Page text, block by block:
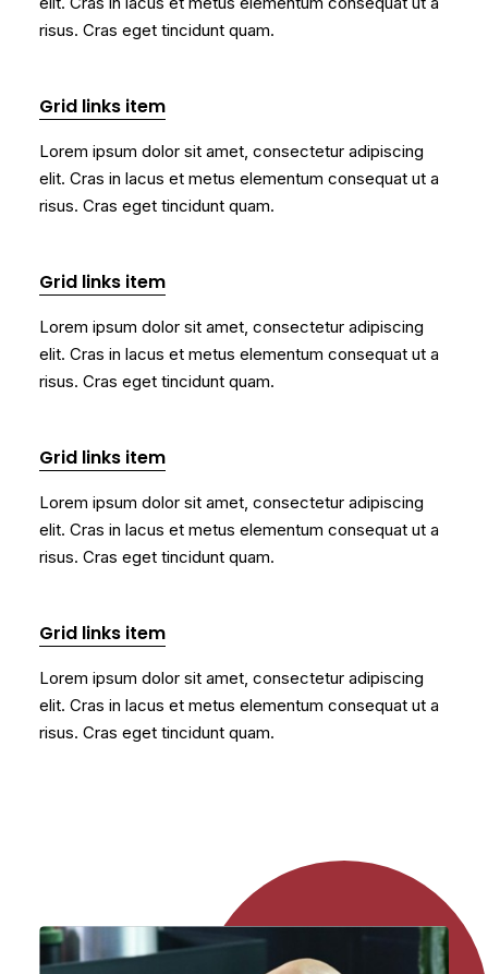
risus. Cras eget tincidunt quam.
Grid links item
Lorem ipsum dolor sit amet, consectetur adipiscing
elit. Cras in lacus et metus elementum consequat ut a
risus. Cras eget tincidunt quam.
Grid links item
Lorem ipsum dolor sit amet, consectetur adipiscing
elit. Cras in lacus et metus elementum consequat ut a
risus. Cras eget tincidunt quam.
Grid links item
Lorem ipsum dolor sit amet, consectetur adipiscing
elit. Cras in lacus et metus elementum consequat ut a
risus. Cras eget tincidunt quam.
Grid links item
Lorem ipsum dolor sit amet, consectetur adipiscing
elit. Cras in lacus et metus elementum consequat ut a
risus. Cras eget tincidunt quam.